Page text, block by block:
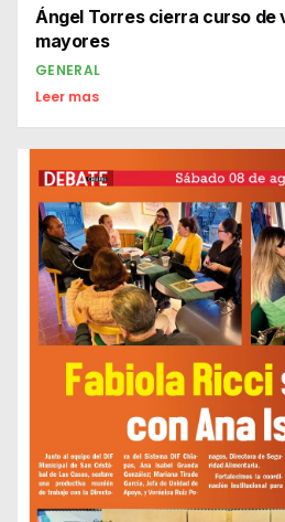
Ángel Torres cierra curso de
mayores
GENERAL
Leer mas